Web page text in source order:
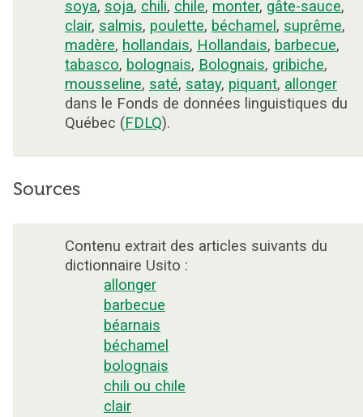
soya, soja, chili, chile, monter, gâte-sauce,
clair, salmis, poulette, béchamel, suprême,
madère, hollandais, Hollandais, barbecue,
tabasco, bolognais, Bolognais, gribiche,
mousseline, saté, satay, piquant, allonger
dans le Fonds de données linguistiques du
Québec (FDLQ).
Sources
Contenu extrait des articles suivants du
dictionnaire Usito :
allonger
barbecue
béarnais
béchamel
bolognais
chili ou chile
clair